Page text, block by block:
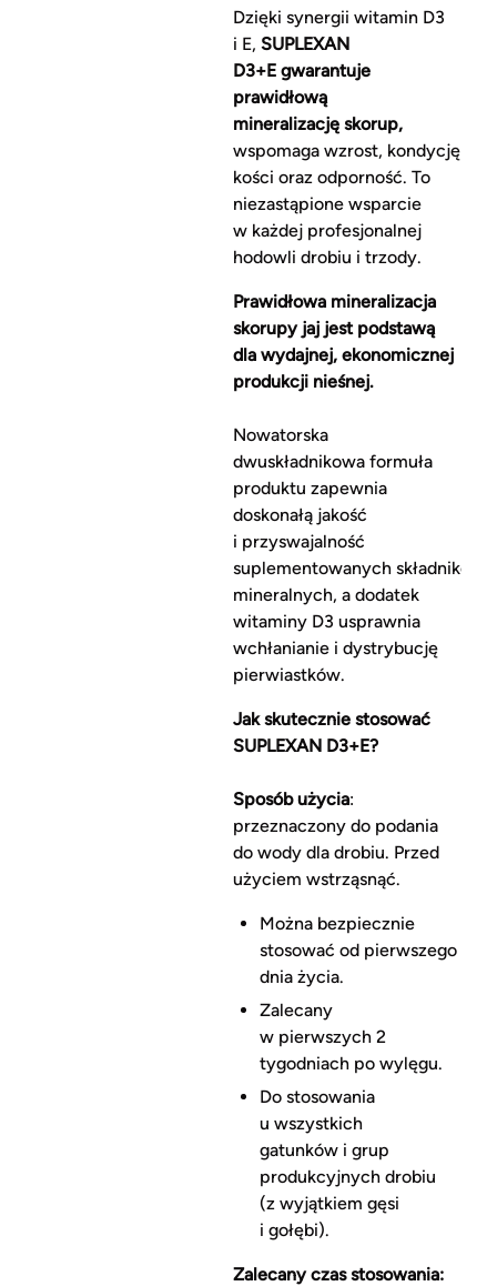
Dzięki synergii witamin D3
i E, SUPLEXAN
D3+E gwarantuje
prawidłową
mineralizację skorup,
wspomaga wzrost, kondycję
kości oraz odporność. To
niezastąpione wsparcie
w każdej profesjonalnej
hodowli drobiu i trzody.
Prawidłowa mineralizacja
skorupy jaj jest podstawą
dla wydajnej, ekonomicznej
produkcji nieśnej.
Nowatorska
dwuskładnikowa formuła
produktu zapewnia
doskonałą jakość
i przyswajalność
suplementowanych składników
mineralnych, a dodatek
witaminy D3 usprawnia
wchłanianie i dystrybucję
pierwiastków.
Jak skutecznie stosować
SUPLEXAN D3+E?
Sposób użycia:
przeznaczony do podania
do wody dla drobiu. Przed
użyciem wstrząsnąć.
Można bezpiecznie
stosować od pierwszego
dnia życia.
Zalecany
w pierwszych 2
tygodniach po wylęgu.
Do stosowania
u wszystkich
gatunków i grup
produkcyjnych drobiu
(z wyjątkiem gęsi
i gołębi).
Zalecany czas stosowania: